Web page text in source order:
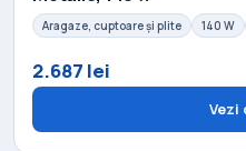
Aragaze, cuptoare și plite 140 W
2.687 lei
Vezi